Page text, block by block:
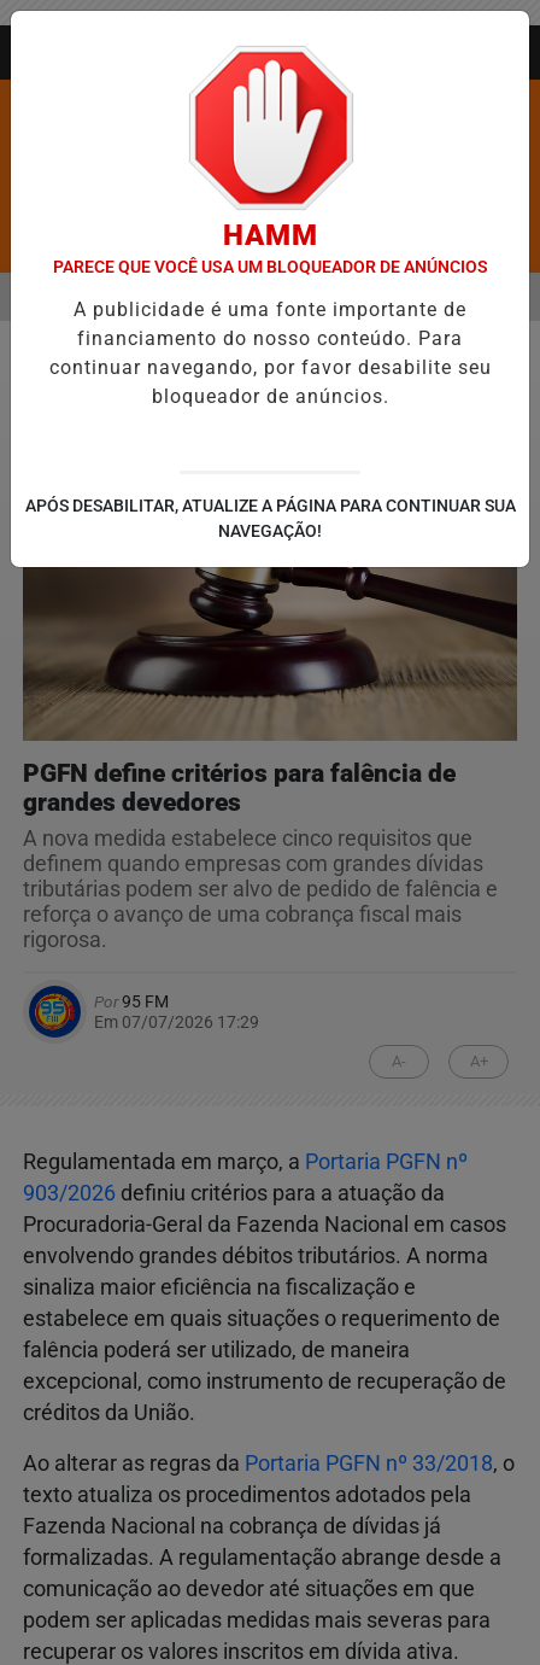
Pesquisar Notícia
MAIS VIOLENTAS DO BRASIL E CAI PARA A 6ª POSIÇÃO EM
EM ALTA
MENU
Geral
PGFN define critérios para falência de
grandes devedores
A nova medida estabelece cinco requisitos que
definem quando empresas com grandes dívidas
tributárias podem ser alvo de pedido de falência e
reforça o avanço de uma cobrança fiscal mais
rigorosa.
Por95 FM
Em 07/07/2026 17:29
A- A+
Regulamentada em março, a Portaria PGFN nº
903/2026 definiu critérios para a atuação da
Procuradoria-Geral da Fazenda Nacional em casos
envolvendo grandes débitos tributários. A norma
sinaliza maior eficiência na fiscalização e
estabelece em quais situações o requerimento de
falência poderá ser utilizado, de maneira
excepcional, como instrumento de recuperação de
créditos da União.
Ao alterar as regras da Portaria PGFN nº 33/2018, o
texto atualiza os procedimentos adotados pela
Fazenda Nacional na cobrança de dívidas já
formalizadas. A regulamentação abrange desde a
comunicação ao devedor até situações em que
podem ser aplicadas medidas mais severas para
recuperar os valores inscritos em dívida ativa.
HAMM
PARECE QUE VOCÊ USA UM BLOQUEADOR DE ANÚNCIOS
A publicidade é uma fonte importante de
financiamento do nosso conteúdo. Para
continuar navegando, por favor desabilite seu
bloqueador de anúncios.
APÓS DESABILITAR, ATUALIZE A PÁGINA PARA CONTINUAR SUA
NAVEGAÇÃO!